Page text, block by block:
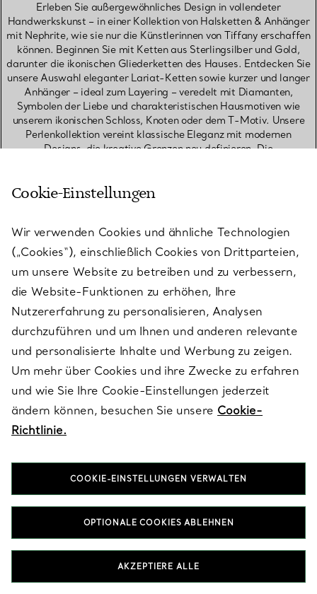
Erleben Sie außergewöhnliches Design in vollendeter
Handwerkskunst – in einer Kollektion von Halsketten & Anhänger
mit Nephrite, wie sie nur die Künstlerinnen von Tiffany erschaffen
können. Beginnen Sie mit Ketten aus Sterlingsilber und Gold,
darunter die ikonischen Gliederketten des Hauses. Entdecken Sie
unsere Auswahl eleganter Lariat-Ketten sowie kurzer und langer
Anhänger – ideal zum Layering – veredelt mit Diamanten,
Symbolen der Liebe und charakteristischen Hausmotiven wie
unserem ikonischen Schloss, Knoten oder dem T-Motiv. Unsere
Perlenkollektion vereint klassische Eleganz mit modernen
Designs, die kreative Grenzen neu definieren. Die
Designs. Für ein besonderes Statement entdecken Sie die
begehrten Diamanthalsketten des Hauses – von filigranen
stilvollen Varianten für Ihre kostbarsten Momente. Sie suchen ein
bedeutungsvolles Geschenk? Eine personalisierte Halskette ist
ein unvergessliches Geschenk, das über Jahre hinweg getragen
und geschätzt wird. Verleihen Sie ihr mit einer Gravur – etwa mit
Monogramm, besonderem Datum oder persönlicher Botschaft –
eine ganz besondere Note. Ob modern oder klassisch: Tiffany
Halsketten & Anhänger mit Nephrite sind Ausdruck der Liebe –
gemacht, um über Generationen hinweg zu bestehen.
OHRRINGE MIT NEPHRITE
RINGE MIT NEPHRITE
Nach Kategorie ansehen
Cookie-Einstellungen
Wir verwenden Cookies und ähnliche Technologien
(„Cookies“), einschließlich Cookies von Drittparteien,
um unsere Website zu betreiben und zu verbessern,
die Website-Funktionen zu erhöhen, Ihre
Nutzererfahrung zu personalisieren, Analysen
durchzuführen und um Ihnen und anderen relevante
und personalisierte Inhalte und Werbung zu zeigen.
Um mehr über Cookies und ihre Zwecke zu erfahren
und wie Sie Ihre Cookie-Einstellungen jederzeit
ändern können, besuchen Sie unsere Cookie-
Richtlinie.
COOKIE-EINSTELLUNGEN VERWALTEN
OPTIONALE COOKIES ABLEHNEN
AKZEPTIERE ALLE